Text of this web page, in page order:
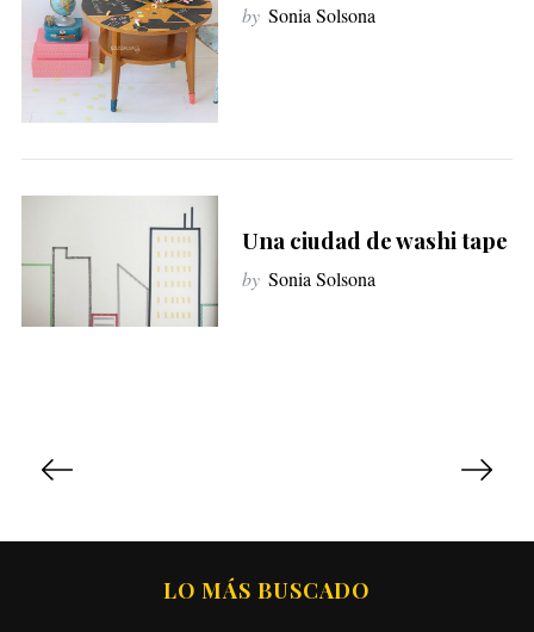
by Sonia Solsona
Una ciudad de washi tape
by Sonia Solsona
i
LO MÁS BUSCADO